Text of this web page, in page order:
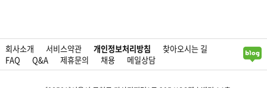
회사소개 서비스약관 개인정보처리방침
찾아오시는 길
FAQ
Q&A 제휴문의 채용 메일상담